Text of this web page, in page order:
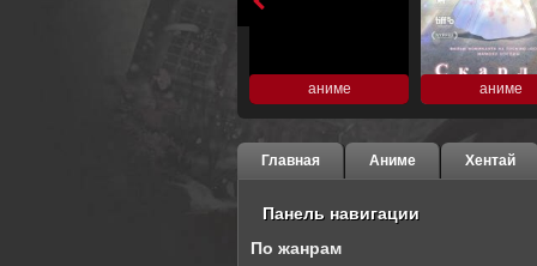
аниме аниме
Главная Аниме Хентай
Панель навигации
По жанрам